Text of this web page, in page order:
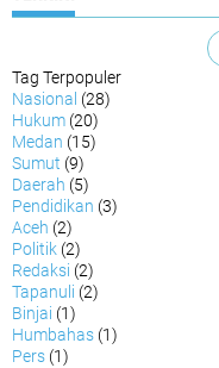
Tag Terpopuler
Nasional (28)
Hukum (20)
Medan (15)
Sumut (9)
Daerah (5)
Pendidikan (3)
Aceh (2)
Politik (2)
Redaksi (2)
Tapanuli (2)
Binjai (1)
Humbahas (1)
Pers (1)